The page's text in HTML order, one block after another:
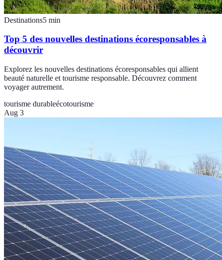
Destinations5 min
Top 5 des nouvelles destinations écoresponsables à
découvrir
Explorez les nouvelles destinations écoresponsables qui allient
beauté naturelle et tourisme responsable. Découvrez comment
voyager autrement.
tourisme durableécotourisme
Aug 3